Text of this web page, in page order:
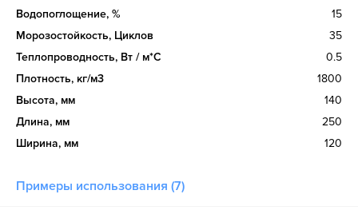
Водопоглощение, %
15
Морозостойкость, Циклов
35
Теплопроводность, Вт / м*С
0.5
Плотность, кг/м3
1800
Высота, мм
140
Длина, мм
250
Ширина, мм
120
Примеры использования (7)